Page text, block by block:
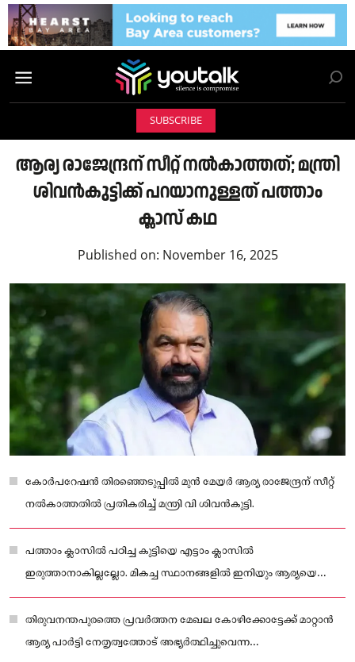
SUBSCRIBE
ആര്യ രാജേന്ദ്രന് സീറ്റ് നൽകാത്തത്; മന്ത്രി
ശിവൻകുട്ടിക്ക് പറയാനുള്ളത് പത്താം
ക്ലാസ് കഥ
Published on: November 16, 2025
കോർപറേഷൻ തിരഞ്ഞെടുപ്പിൽ മുൻ മേയർ ആര്യ രാജേന്ദ്രന് സീറ്റ്
നൽകാത്തതിൽ പ്രതികരിച്ച് മന്ത്രി വി ശിവൻകുട്ടി.
പത്താം ക്ലാസിൽ പഠിച്ച കുട്ടിയെ എട്ടാം ക്ലാസിൽ
ഇരുത്താനാകില്ലല്ലോ. മികച്ച സ്ഥാനങ്ങളിൽ ഇനിയും ആര്യയെ
കാണാൻ കഴിയുമെന്ന് മന്ത്രി പറഞ്ഞു.
തിരുവനന്തപുരത്തെ പ്രവർത്തന മേഖല കോഴിക്കോട്ടേക്ക് മാറ്റാൻ
ആര്യ പാർട്ടി നേതൃത്വത്തോട് അഭ്യർത്ഥിച്ചുവെന്ന